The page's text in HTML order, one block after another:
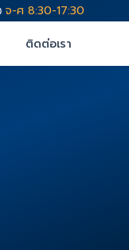
จ-ศ 8:30-17:30
ติดต่อเรา